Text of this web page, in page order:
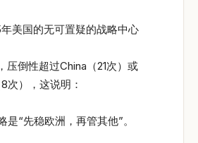
美国的无可置疑的战略中心
压倒性超过China（21次）或
），这说明：
是“先稳欧洲，再管其他”。